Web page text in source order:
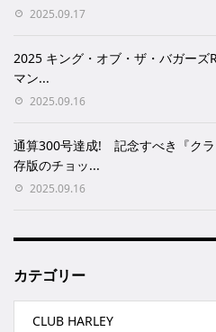
2025.09.17
2025 キング・オブ・ザ・バガーズ
マン...
2025.09.16
通算300号達成! 記念すべき『ク
存版のチョッ...
2025.09.16
カテゴリー
CLUB HARLEY